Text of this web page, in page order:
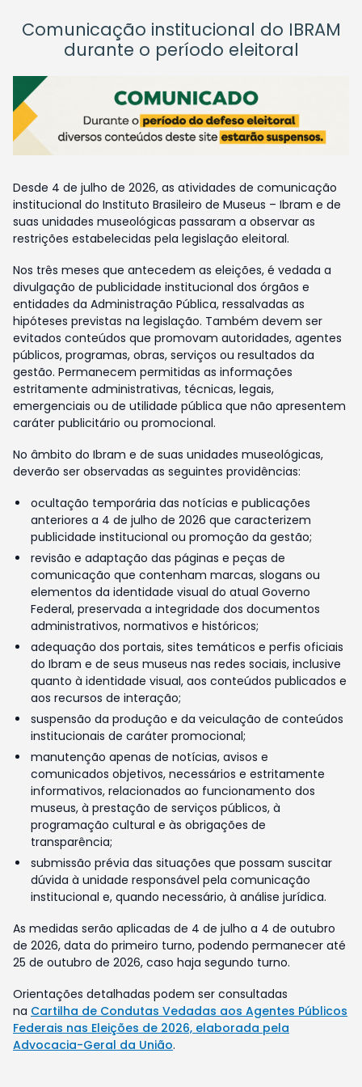
Comunicação institucional do IBRAM
durante o período eleitoral
Desde 4 de julho de 2026, as atividades de comunicação
institucional do Instituto Brasileiro de Museus – Ibram e de
suas unidades museológicas passaram a observar as
restrições estabelecidas pela legislação eleitoral.
Nos três meses que antecedem as eleições, é vedada a
divulgação de publicidade institucional dos órgãos e
entidades da Administração Pública, ressalvadas as
hipóteses previstas na legislação. Também devem ser
evitados conteúdos que promovam autoridades, agentes
públicos, programas, obras, serviços ou resultados da
gestão. Permanecem permitidas as informações
estritamente administrativas, técnicas, legais,
emergenciais ou de utilidade pública que não apresentem
caráter publicitário ou promocional.
No âmbito do Ibram e de suas unidades museológicas,
deverão ser observadas as seguintes providências:
ocultação temporária das notícias e publicações
anteriores a 4 de julho de 2026 que caracterizem
publicidade institucional ou promoção da gestão;
revisão e adaptação das páginas e peças de
comunicação que contenham marcas, slogans ou
elementos da identidade visual do atual Governo
Federal, preservada a integridade dos documentos
administrativos, normativos e históricos;
adequação dos portais, sites temáticos e perfis oficiais
do Ibram e de seus museus nas redes sociais, inclusive
quanto à identidade visual, aos conteúdos publicados e
aos recursos de interação;
suspensão da produção e da veiculação de conteúdos
institucionais de caráter promocional;
manutenção apenas de notícias, avisos e
comunicados objetivos, necessários e estritamente
informativos, relacionados ao funcionamento dos
museus, à prestação de serviços públicos, à
programação cultural e às obrigações de
transparência;
submissão prévia das situações que possam suscitar
dúvida à unidade responsável pela comunicação
institucional e, quando necessário, à análise jurídica.
As medidas serão aplicadas de 4 de julho a 4 de outubro
de 2026, data do primeiro turno, podendo permanecer até
25 de outubro de 2026, caso haja segundo turno.
Orientações detalhadas podem ser consultadas
na Cartilha de Condutas Vedadas aos Agentes Públicos
Federais nas Eleições de 2026, elaborada pela
Advocacia-Geral da União.